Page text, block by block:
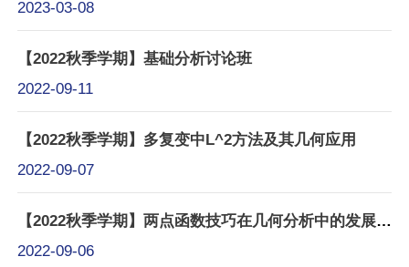
2023-03-08
【2022秋季学期】基础分析讨论班
2022-09-11
【2022秋季学期】多复变中L^2方法及其几何应用
2022-09-07
【2022秋季学期】两点函数技巧在几何分析中的发展现状
2022-09-06